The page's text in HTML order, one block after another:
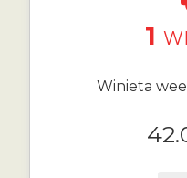
1
Winieta